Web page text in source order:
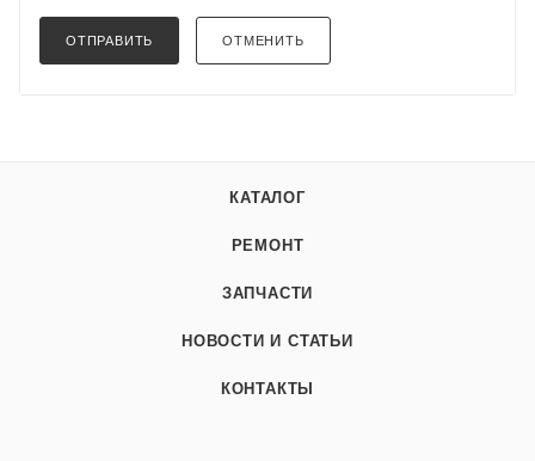
ОТПРАВИТЬ ОТМЕНИТЬ
КАТАЛОГ
РЕМОНТ
ЗАПЧАСТИ
НОВОСТИ И СТАТЬИ
КОНТАКТЫ